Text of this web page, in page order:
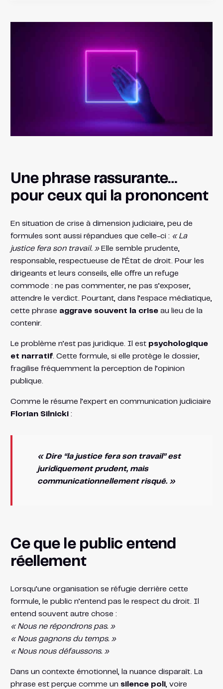
Une phrase rassurante…
pour ceux qui la prononcent
En situation de crise à dimension judiciaire, peu de
formules sont aussi répandues que celle-ci : « La
justice fera son travail. »Elle semble prudente,
responsable, respectueuse de l’État de droit. Pour les
dirigeants et leurs conseils, elle offre un refuge
commode : ne pas commenter, ne pas s’exposer,
attendre le verdict. Pourtant, dans l’espace médiatique,
cette phrase aggrave souvent la criseau lieu de la
contenir.
Le problème n’est pas juridique. Il est psychologique
et narratif. Cette formule, si elle protège le dossier,
fragilise fréquemment la perception de l’opinion
publique.
Comme le résume l’expert en communication judiciaire
Florian Silnicki:
« Dire “la justice fera son travail” est
juridiquement prudent, mais
communicationnellement risqué. »
Ce que le public entend
réellement
Lorsqu’une organisation se réfugie derrière cette
formule, le public n’entend pas le respect du droit. Il
entend souvent autre chose :
« Nous ne répondrons pas. »
« Nous gagnons du temps. »
« Nous nous défaussons. »
Dans un contexte émotionnel, la nuance disparaît. La
phrase est perçue comme un silence poli, voire